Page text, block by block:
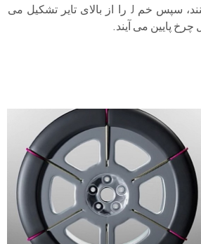
سمت بالا حرکت می کنند، سپس خم J را از بالای تایر تشکیل می
چرخ پایین می آیند.